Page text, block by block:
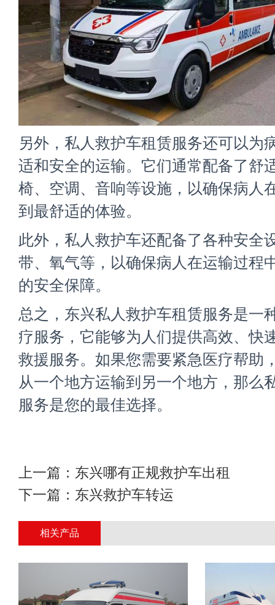
另外，私人救护车租赁服务还可以为
适和安全的运输。它们通常配备了舒
椅、空调、音响等设施，以确保病人
到最舒适的体验。
此外，私人救护车还配备了各种安全
带、氧气等，以确保病人在运输过程
的安全保障。
总之，东兴私人救护车租赁服务是一
疗服务，它能够为人们提供高效、快
救援服务。如果您需要紧急医疗帮助
从一个地方运输到另一个地方，那么
服务是您的最佳选择。
上一篇： 东兴哪有正规救护车出租
下一篇： 东兴救护车转运
相关产品